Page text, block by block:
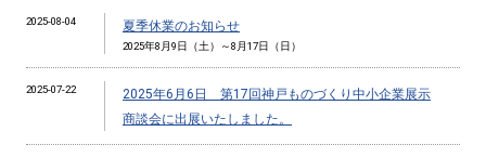
2025-08-04 夏季休業のお知らせ
2025年8月9日（土）～8月17日（日）
2025-07-22
2025年6月6日 第17回神戸ものづくり中小企業展示
商談会に出展いたしました。